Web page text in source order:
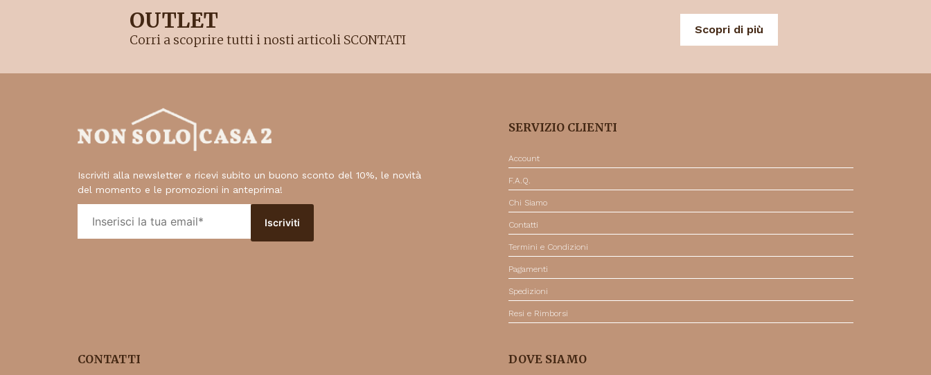
OUTLET
Corri a scoprire tutti i nosti articoli SCONTATI
Scopri di più
Iscriviti alla newsletter e ricevi subito un buono sconto del 10%, le novità
del momento e le promozioni in anteprima!
SERVIZIO CLIENTI
Account
F.A.Q.
Chi Siamo
Contatti
Termini e Condizioni
Pagamenti
Spedizioni
Resi e Rimborsi
CONTATTI DOVE SIAMO